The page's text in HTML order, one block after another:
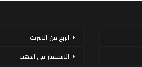
الربح من الانترنت
الاستثمار فى الذهب